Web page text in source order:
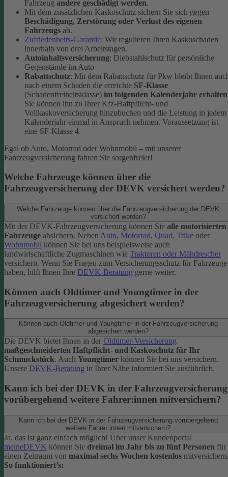
Fahrzeug andere geschädigt werden.
Mit dem zusätzlichen Kaskoschutz sichern Sie sich gegen
Beschädigung, Zerstörung oder Verlust des eigenen
Fahrzeugs ab.
Zufriedenheits-Garantie: Wir regulieren Ihren Kaskoschaden
innerhalb von drei Arbeitstagen.
Autoinhaltsversicherung: Diebstahlschutz für persönliche
Gegenstände im Auto
Rabattschutz: Mit dem Rabattschutz für Pkw bleibt Ihnen
nach einem Schaden die erreichte SF-Klasse
(Schadenfreiheitsklasse) im folgenden Kalenderjahr erhalten
Sie können ihn zu Ihrer Kfz-Haftpflicht- und
Vollkaskoversicherung hinzubuchen und die Leistung in jedem
Kalenderjahr einmal in Anspruch nehmen. Voraussetzung ist
eine SF-Klasse 4.
Egal ob Auto, Motorrad oder Wohnmobil – mit unserer
Fahrzeugversicherung fahren Sie sorgenfreier!
Welche Fahrzeuge können über die
Fahrzeugversicherung der DEVK versichert werden?
Welche Fahrzeuge können über die Fahrzeugversicherung der DEVK
versichert werden?
Mit der DEVK-Fahrzeugversicherung können Sie alle motorisierten
Fahrzeuge absichern. Neben Auto, Motorrad, Quad, Trike oder
Wohnmobil können Sie bei uns beispielsweise auch
landwirtschaftliche Zugmaschinen wie Traktoren oder Mähdrescher
versichern. Wenn Sie Fragen zum Versicherungsschutz für Fahrzeuge
haben, hilft Ihnen Ihre DEVK-Beratung gerne weiter.
Können auch Oldtimer und Youngtimer in der
Fahrzeugversicherung abgesichert werden?
Können auch Oldtimer und Youngtimer in der Fahrzeugversicherung
abgesichert werden?
Die DEVK bietet Ihnen in der Oldtimer-Versicherung
maßgeschneiderten Haftpflicht- und Kaskoschutz für Ihr
Schmuckstück. Auch Youngtimer können Sie bei uns versichern.
Unsere DEVK-Beratung in Ihrer Nähe informiert Sie ausführlich.
Kann ich bei der DEVK in der Fahrzeugversicherung
vorübergehend weitere Fahrer:innen mitversichern?
Kann ich bei der DEVK in der Fahrzeugversicherung vorübergehend
weitere Fahrer:innen mitversichern?
Ja, das ist ganz einfach möglich! Über unser Kundenportal
meineDEVK können Sie dreimal im Jahr bis zu fünf Personen für
einen Zeitraum von maximal sechs Wochen kostenlos
So funktioniert’s: